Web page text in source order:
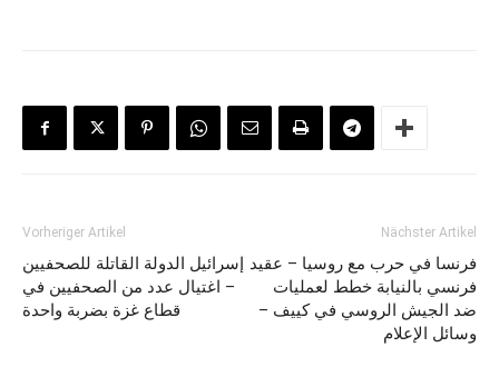
Vorheriger Artikel
إسرائيل الدولة القاتلة للصحفيين
– اغتيال عدد من الصحفيين في
قطاع غزة بضربة واحدة
Nächster Artikel
فرنسا في حرب مع روسيا – عقيد
فرنسي بالنيابة خطط لعمليات
ضد الجيش الروسي في كييف –
وسائل الإعلام